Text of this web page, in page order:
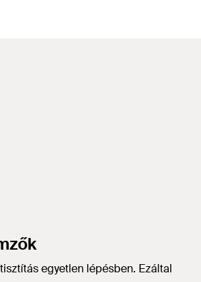
egyetlen lépésben. Ezáltal